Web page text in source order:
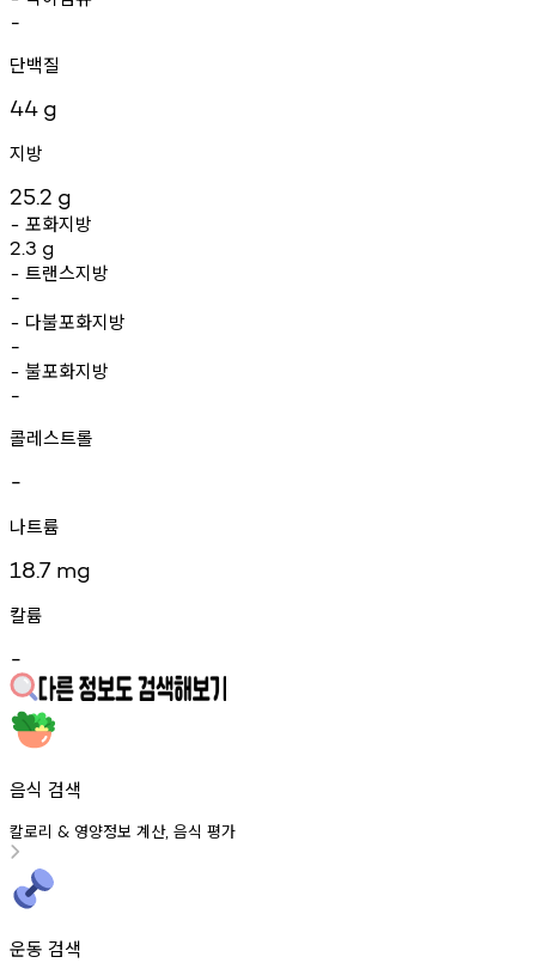
-
단백질
44 g
지방
25.2 g
- 포화지방
2.3 g
- 트랜스지방
-
- 다불포화지방
-
- 불포화지방
-
콜레스트롤
-
나트륨
18.7 mg
칼륨
-
음식 검색
칼로리 & 영양정보 계산, 음식 평가
운동 검색